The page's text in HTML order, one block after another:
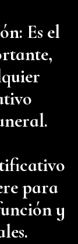
Es el
para
y